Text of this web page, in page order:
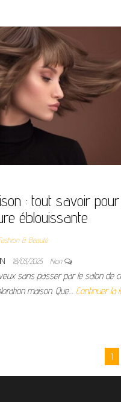
: tout savoir
éblouissante
& Beauté
18/03/2025 Non
sans passer par le salon de
maison. Que… Continuer la
1